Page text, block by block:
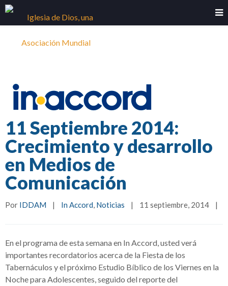
11 Septiembre 2014:
Crecimiento y desarrollo
en Medios de
Comunicación
Por IDDAM | In Accord, Noticias | 11 septiembre, 2014 |
En el programa de esta semana en In Accord, usted verá
importantes recordatorios acerca de la Fiesta de los
Tabernáculos y el próximo Estudio Bíblico de los Viernes en la
Noche para Adolescentes, seguido del reporte del